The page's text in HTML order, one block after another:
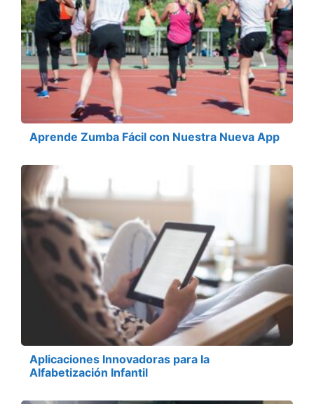
Aprende Zumba Fácil con Nuestra Nueva App
Aplicaciones Innovadoras para la
Alfabetización Infantil